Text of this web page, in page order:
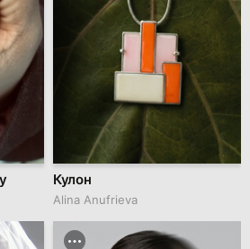
Кулон
Alina Anufrieva